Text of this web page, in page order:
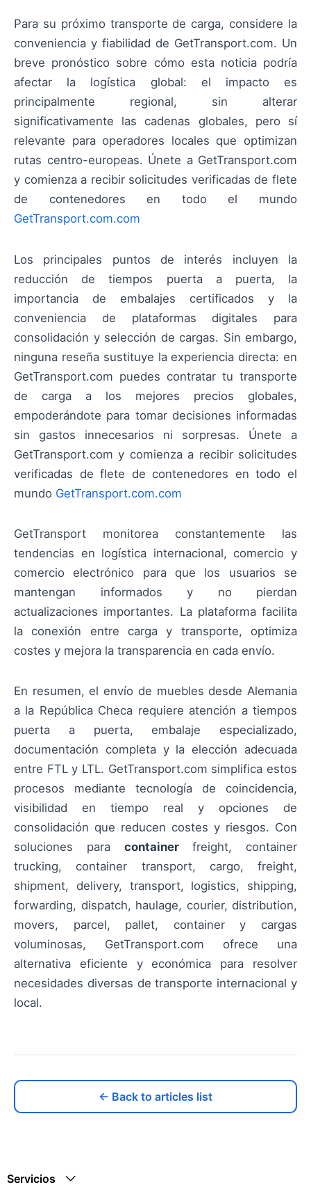
Para su próximo transporte de carga, considere la
conveniencia y fiabilidad de GetTransport.com. Un
breve pronóstico sobre cómo esta noticia podría
afectar la logística global: el impacto es
principalmente regional, sin alterar
significativamente las cadenas globales, pero sí
relevante para operadores locales que optimizan
rutas centro-europeas. Únete a GetTransport.com
y comienza a recibir solicitudes verificadas de flete
de contenedores en todo el mundo
GetTransport.com.com
Los principales puntos de interés incluyen la
reducción de tiempos puerta a puerta, la
importancia de embalajes certificados y la
conveniencia de plataformas digitales para
consolidación y selección de cargas. Sin embargo,
ninguna reseña sustituye la experiencia directa: en
GetTransport.com puedes contratar tu transporte
de carga a los mejores precios globales,
empoderándote para tomar decisiones informadas
sin gastos innecesarios ni sorpresas. Únete a
GetTransport.com y comienza a recibir solicitudes
verificadas de flete de contenedores en todo el
mundo GetTransport.com.com
GetTransport monitorea constantemente las
tendencias en logística internacional, comercio y
comercio electrónico para que los usuarios se
mantengan informados y no pierdan
actualizaciones importantes. La plataforma facilita
la conexión entre carga y transporte, optimiza
costes y mejora la transparencia en cada envío.
En resumen, el envío de muebles desde Alemania
a la República Checa requiere atención a tiempos
puerta a puerta, embalaje especializado,
documentación completa y la elección adecuada
entre FTL y LTL. GetTransport.com simplifica estos
procesos mediante tecnología de coincidencia,
visibilidad en tiempo real y opciones de
consolidación que reducen costes y riesgos. Con
soluciones para containerfreight, container
trucking, container transport, cargo, freight,
shipment, delivery, transport, logistics, shipping,
forwarding, dispatch, haulage, courier, distribution,
movers, parcel, pallet, container y cargas
voluminosas, GetTransport.com ofrece una
alternativa eficiente y económica para resolver
necesidades diversas de transporte internacional y
local.
← Back to articles list
Servicios